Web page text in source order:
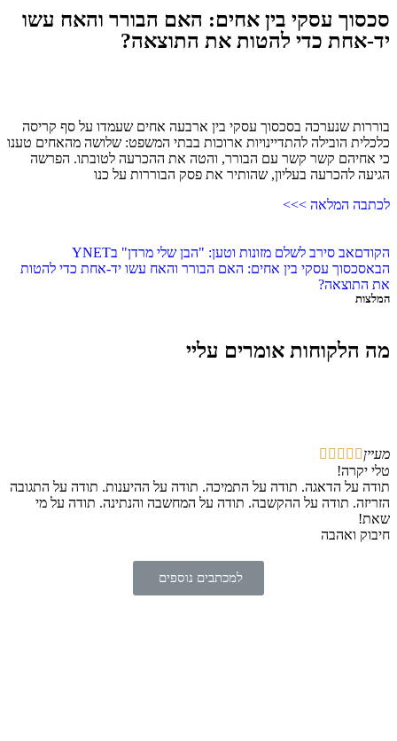
סכסוך עסקי בין אחים: האם הבורר והאח עשו
יד-אחת כדי להטות את התוצאה?
בוררות שנערכה בסכסוך עסקי בין ארבעה אחים שעמדו על סף קריסה
כלכלית הובילה להתדיינויות ארוכות בבתי המשפט: שלושה מהאחים טענו
כי אחיהם קשר קשר עם הבורר, והטה את ההכרעה לטובתו. הפרשה
הגיעה להכרעה בעליון, שהותיר את פסק הבוררות על כנו
לכתבה המלאה >>>
הקודםאב סירב לשלם מזונות וטען: "הבן שלי מרדן" בYNET
הבאסכסוך עסקי בין אחים: האם הבורר והאח עשו יד-אחת כדי להטות
את התוצאה?
המלצות
מה הלקוחות אומרים עליי
מעיין




טלי יקרה!
תודה על הדאגה. תודה על התמיכה. תודה על ההיענות. תודה על התגובה
הזריזה. תודה על ההקשבה. תודה על המחשבה והנתינה. תודה על מי
שאת!
חיבוק ואהבה
למכתבים נוספים